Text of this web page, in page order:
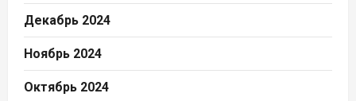
Декабрь 2024
Ноябрь 2024
Октябрь 2024